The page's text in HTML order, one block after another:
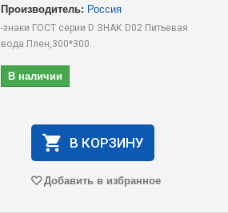
Производитель: Россия
-знаки ГОСТ серии D ЗНАК D02 Питьевая
вода.Плен,300*300..
В наличии
В КОРЗИНУ
Добавить в избранное